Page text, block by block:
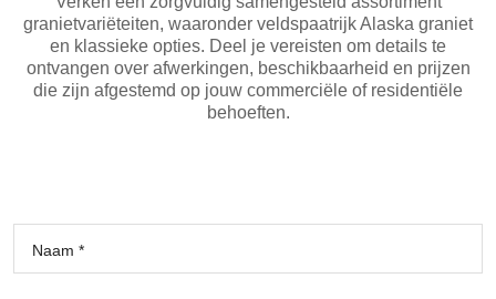
granietvariëteiten, waaronder veldspaatrijk Alaska graniet
en klassieke opties. Deel je vereisten om details te
ontvangen over afwerkingen, beschikbaarheid en prijzen
die zijn afgestemd op jouw commerciële of residentiële
behoeften.
Naam *